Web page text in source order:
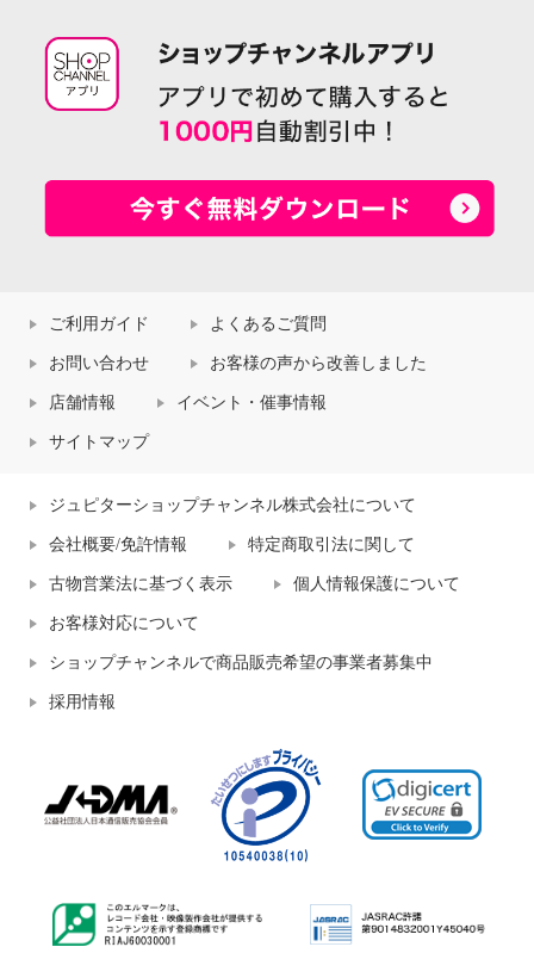
ご利用ガイド よくあるご質問
お問い合わせ お客様の声から改善しました
店舗情報 イベント・催事情報
サイトマップ
ジュピターショップチャンネル株式会社について
会社概要/免許情報 特定商取引法に関して
古物営業法に基づく表示 個人情報保護について
お客様対応について
ショップチャンネルで商品販売希望の事業者募集中
採用情報